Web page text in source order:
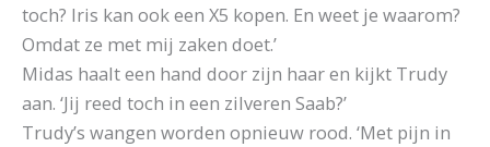
toch? Iris kan ook een X5 kopen. En weet je waarom?
Omdat ze met mij zaken doet.’
Midas haalt een hand door zijn haar en kijkt Trudy
aan. ‘Jij reed toch in een zilveren Saab?’
Trudy’s wangen worden opnieuw rood. ‘Met pijn in